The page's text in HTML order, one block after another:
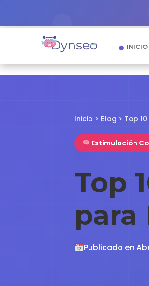
INICIO
Inicio > Blog > Top
Estimulación
Top
para
Publicado en